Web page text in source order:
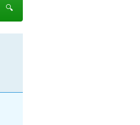
🔍︎